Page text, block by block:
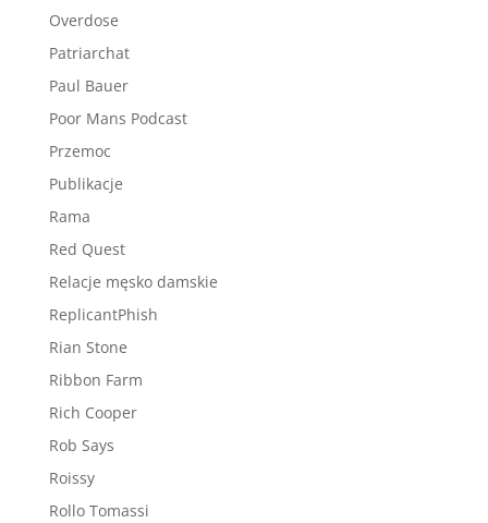
Overdose
Patriarchat
Paul Bauer
Poor Mans Podcast
Przemoc
Publikacje
Rama
Red Quest
Relacje męsko damskie
ReplicantPhish
Rian Stone
Ribbon Farm
Rich Cooper
Rob Says
Roissy
Rollo Tomassi